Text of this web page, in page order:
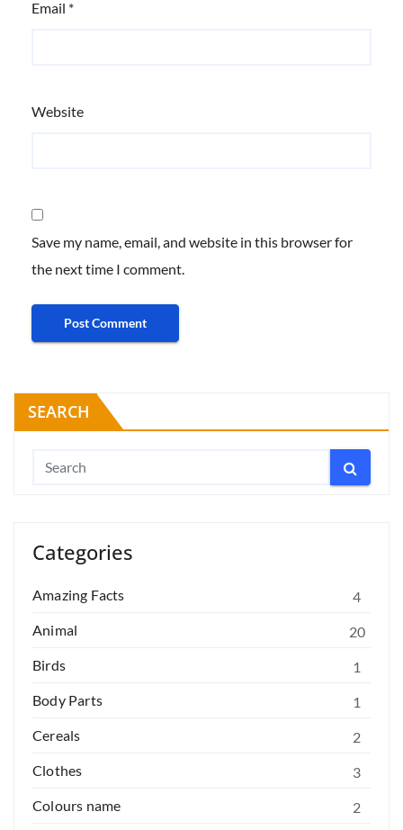
Email *
Website
Save my name, email, and website in this browser for
the next time I comment.
SEARCH
Categories
Amazing Facts
4
Animal
20
Birds
1
Body Parts
1
Cereals
2
Clothes
3
Colours name
2